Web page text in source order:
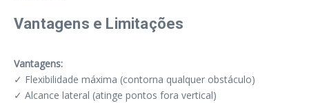
Vantagens e Limitações
Vantagens:
✓ Flexibilidade máxima (contorna qualquer obstáculo)
✓ Alcance lateral (atinge pontos fora vertical)